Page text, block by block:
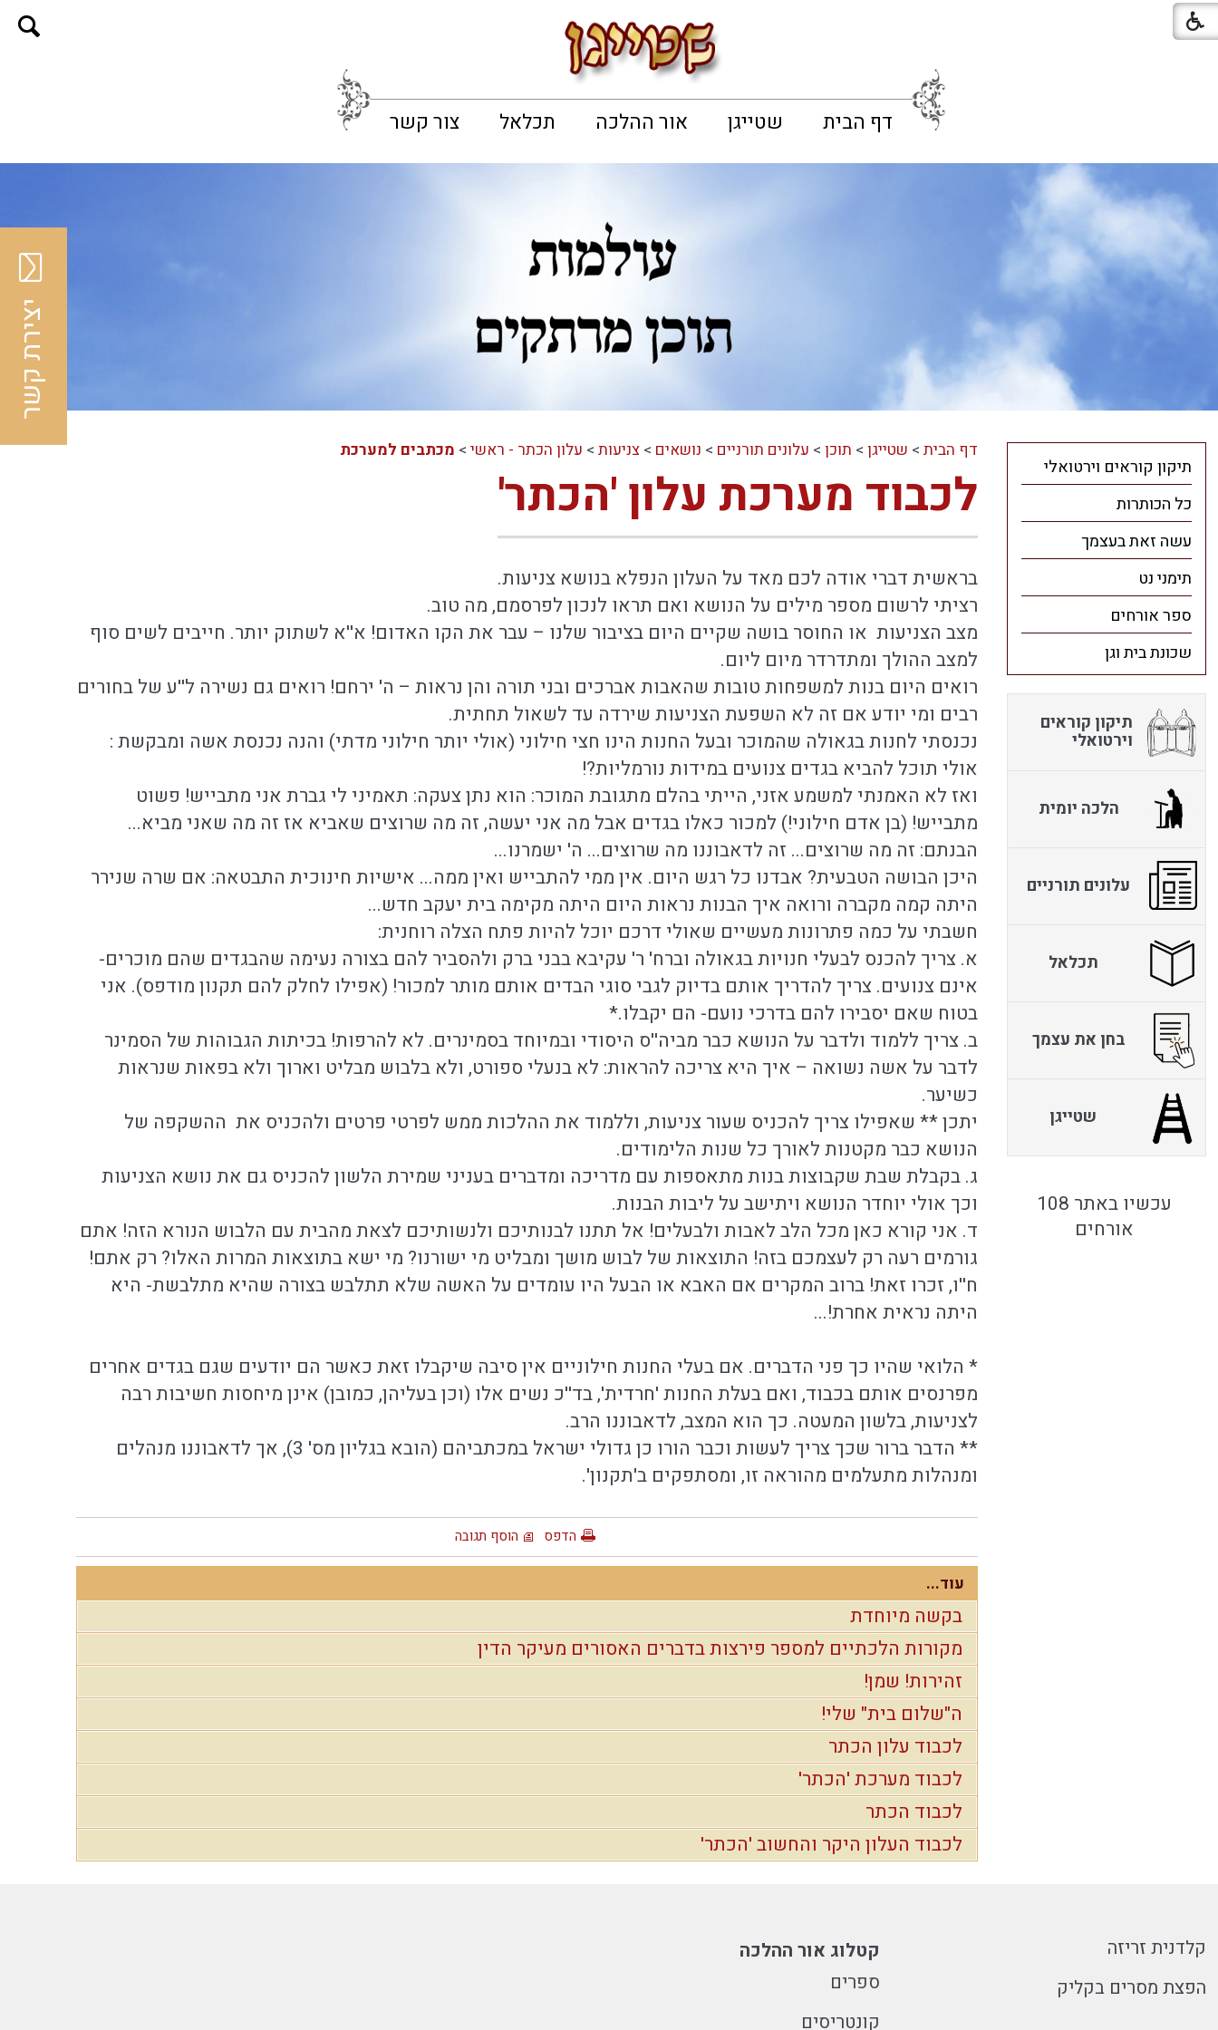
דף הבית שטייגן אור ההלכה תכלאל צור קשר
דף הבית> שטייגן> תוכן> עלונים תורניים > נושאים > צניעות> עלון הכתר - ראשי> מכתבים למערכת
לכבוד מערכת עלון 'הכתר'
בראשית דברי אודה לכם מאד על העלון הנפלא בנושא צניעות.
רציתי לרשום מספר מילים על הנושא ואם תראו לנכון לפרסמם, מה טוב.
מצב הצניעות או החוסר בושה שקיים היום בציבור שלנו – עבר את הקו האדום! א''א לשתוק יותר. חייבים לשים סוף
למצב ההולך ומתדרדר מיום ליום.
רואים היום בנות למשפחות טובות שהאבות אברכים ובני תורה והן נראות – ה' ירחם! רואים גם נשירה ל''ע של בחורים
רבים ומי יודע אם זה לא השפעת הצניעות שירדה עד לשאול תחתית.
נכנסתי לחנות בגאולה שהמוכר ובעל החנות הינו חצי חילוני (אולי יותר חילוני מדתי) והנה נכנסת אשה ומבקשת :
אולי תוכל להביא בגדים צנועים במידות נורמליות?!
ואז לא האמנתי למשמע אזני, הייתי בהלם מתגובת המוכר: הוא נתן צעקה: תאמיני לי גברת אני מתבייש! פשוט
מתבייש! (בן אדם חילוני!) למכור כאלו בגדים אבל מה אני יעשה, זה מה שרוצים שאביא אז זה מה שאני מביא...
הבנתם: זה מה שרוצים... זה לדאבוננו מה שרוצים... ה' ישמרנו...
היכן הבושה הטבעית? אבדנו כל רגש היום. אין ממי להתבייש ואין ממה... אישיות חינוכית התבטאה: אם שרה שנירר
היתה קמה מקברה ורואה איך הבנות נראות היום היתה מקימה בית יעקב חדש...
חשבתי על כמה פתרונות מעשיים שאולי דרכם יוכל להיות פתח הצלה רוחנית:
א. צריך להכנס לבעלי חנויות בגאולה וברח' ר' עקיבא בבני ברק ולהסביר להם בצורה נעימה שהבגדים שהם מוכרים-
אינם צנועים. צריך להדריך אותם בדיוק לגבי סוגי הבדים אותם מותר למכור! (אפילו לחלק להם תקנון מודפס). אני
בטוח שאם יסבירו להם בדרכי נועם- הם יקבלו.*
ב. צריך ללמוד ולדבר על הנושא כבר מביה''ס היסודי ובמיוחד בסמינרים. לא להרפות! בכיתות הגבוהות של הסמינר
לדבר על אשה נשואה – איך היא צריכה להראות: לא בנעלי ספורט, ולא בלבוש מבליט וארוך ולא בפאות שנראות
כשיער.
יתכן ** שאפילו צריך להכניס שעור צניעות, וללמוד את ההלכות ממש לפרטי פרטים ולהכניס את ההשקפה של
הנושא כבר מקטנות לאורך כל שנות הלימודים.
ג. בקבלת שבת שקבוצות בנות מתאספות עם מדריכה ומדברים בעניני שמירת הלשון להכניס גם את נושא הצניעות
וכך אולי יוחדר הנושא ויתישב על ליבות הבנות.
ד. אני קורא כאן מכל הלב לאבות ולבעלים! אל תתנו לבנותיכם ולנשותיכם לצאת מהבית עם הלבוש הנורא הזה! אתם
גורמים רעה רק לעצמכם בזה! התוצאות של לבוש מושך ומבליט מי ישורנו? מי ישא בתוצאות המרות האלו? רק אתם!
ח''ו, זכרו זאת! ברוב המקרים אם האבא או הבעל היו עומדים על האשה שלא תתלבש בצורה שהיא מתלבשת- היא
היתה נראית אחרת!...
* הלואי שהיו כך פני הדברים. אם בעלי החנות חילוניים אין סיבה שיקבלו זאת כאשר הם יודעים שגם בגדים אחרים
מפרנסים אותם בכבוד, ואם בעלת החנות 'חרדית', בד''כ נשים אלו (וכן בעליהן, כמובן) אינן מיחסות חשיבות רבה
לצניעות, בלשון המעטה. כך הוא המצב, לדאבוננו הרב.
** הדבר ברור שכך צריך לעשות וכבר הורו כן גדולי ישראל במכתביהם (הובא בגליון מס' 3), אך לדאבוננו מנהלים
ומנהלות מתעלמים מהוראה זו, ומסתפקים ב'תקנון'.
הדפס הוסף תגובה
עוד...
בקשה מיוחדת
מקורות הלכתיים למספר פירצות בדברים האסורים מעיקר הדין
זהירות! שמן!
ה"שלום בית" שלי!
לכבוד עלון הכתר
לכבוד מערכת 'הכתר'
לכבוד הכתר
לכבוד העלון היקר והחשוב 'הכתר'
תיקון קוראים וירטואלי
כל הכותרות
עשה זאת בעצמך
תימני נט
ספר אורחים
שכונת בית וגן
תיקון קוראים
וירטואלי
הלכה יומית
עלונים תורניים
תכלאל
בחן את עצמך
שטייגן
עכשיו באתר 108
אורחים
קלדנית זריזה
הפצת מסרים בקליק
קטלוג אור ההלכה
ספרים
קונטריסים
יצירת קשר